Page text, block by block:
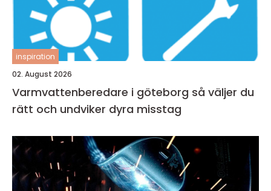
inspiration
02. August 2026
Varmvattenberedare i göteborg så väljer du
rätt och undviker dyra misstag